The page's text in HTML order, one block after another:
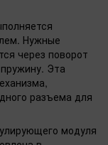
Нужные
через поворот
Эта
разъема для
модуля